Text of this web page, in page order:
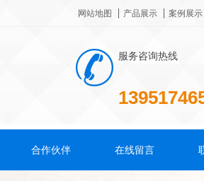
网站地图 产品展示 案例展示
服务咨询热线
合作伙伴 在线留言